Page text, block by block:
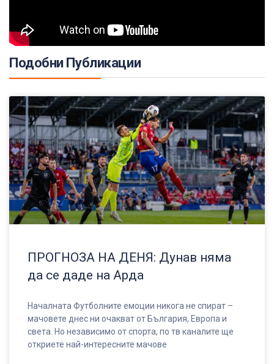
Подобни Публикации
ПРОГНОЗА НА ДЕНЯ: Дунав няма
да се даде на Арда
Началната Футболните емоции никога не спират –
мачовете днес ни очакват от България, Европа и
света. Но независимо от спорта, по тв каналите ще
откриете най-интересните мачове